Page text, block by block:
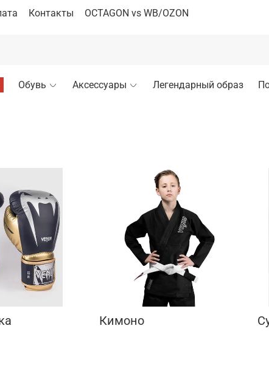
Контакты OCTAGON vs WB/OZON
Обувь Аксессуары Легендарный образ
Кимоно